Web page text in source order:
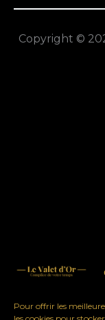
Pour offrir les
Copyright ©